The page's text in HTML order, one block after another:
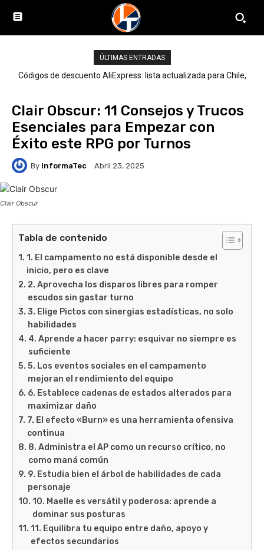
ÚLTIMAS ENTRADAS
Códigos de descuento AliExpress: lista actualizada para Chile,
Clair Obscur: 11 Consejos y Trucos
Esenciales para Empezar con
Éxito este RPG por Turnos
By InformaTec Abril 23, 2025
Clair Obscur
Tabla de contenido
1. El campamento no está disponible desde el
inicio, pero es clave
2. Aprovecha los disparos libres para romper
escudos sin gastar turno
3. Elige Pictos con sinergias estadísticas, no solo
habilidades
4. Aprende a hacer parry: esquivar no siempre es
suficiente
5. Los eventos sociales en el campamento
mejoran el rendimiento del equipo
6. Establece cadenas de estados alterados para
maximizar daño
7. El efecto «Burn» es una herramienta ofensiva
continua
8. Administra el AP como un recurso crítico, no
como maná común
9. Estudia bien el árbol de habilidades de cada
personaje
10. Maelle es versátil y poderosa: aprende a
dominar sus posturas
11. Equilibra tu equipo entre daño, apoyo y
efectos secundarios